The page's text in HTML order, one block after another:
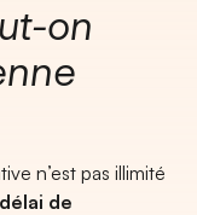
on
n’est pas illimité
délai de